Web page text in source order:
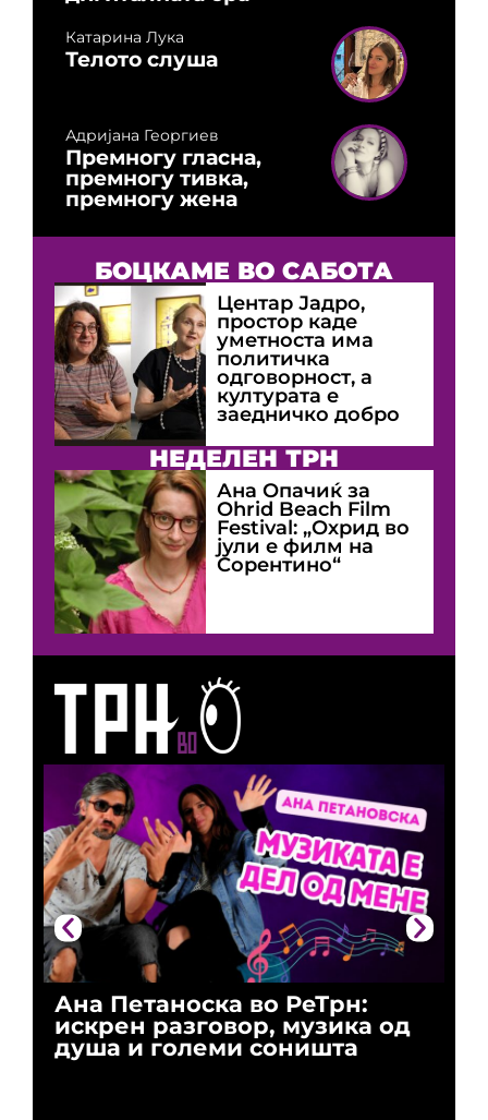
Ана Петаноска во РеТрн:
искрен разговор, музика од
душа и големи соништа
Катарина Лука
Телото слуша
Адријана Георгиев
Премногу гласна,
премногу тивка,
премногу жена
БОЦКАМЕ ВО САБОТА
Центар Јадро,
простор каде
уметноста има
политичка
одговорност, а
културата е
заедничко добро
НЕДЕЛЕН ТРН
Ана Опачиќ за
Оhrid Beach Film
Festival: „Охрид во
јули е филм на
Сорентино“